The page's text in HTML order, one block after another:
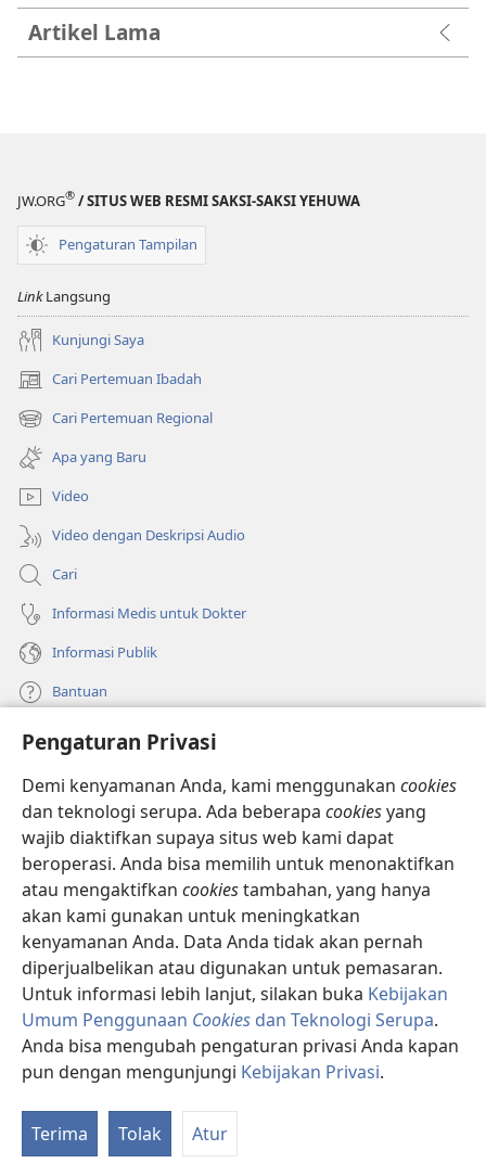
Pengaturan Privasi
Demi kenyamanan Anda, kami menggunakan cookies
dan teknologi serupa. Ada beberapa cookiesyang
wajib diaktifkan supaya situs web kami dapat
beroperasi. Anda bisa memilih untuk menonaktifkan
atau mengaktifkan cookiestambahan, yang hanya
akan kami gunakan untuk meningkatkan
kenyamanan Anda. Data Anda tidak akan pernah
diperjualbelikan atau digunakan untuk pemasaran.
Untuk informasi lebih lanjut, silakan buka Kebijakan
Umum Penggunaan Cookies dan Teknologi Serupa.
Anda bisa mengubah pengaturan privasi Anda kapan
pun dengan mengunjungi Kebijakan Privasi.
Terima Tolak Atur
Artikel Lama
JW.ORG® / SITUS WEB RESMI SAKSI-SAKSI YEHUWA
Pengaturan Tampilan
LinkLangsung
Kunjungi Saya
Cari Pertemuan Ibadah
(terbuka
di
window
baru)
Cari Pertemuan Regional
(terbuka
di
window
baru)
Apa yang Baru
Video
Video dengan Deskripsi Audio
Cari
Informasi Medis untuk Dokter
Informasi Publik
Bantuan
Sumbangan
(terbuka
di
window
baru)
PERPUSTAKAAN ONLINE Menara Pengawal
(terbuka
di
window
®
(terbuka
di
window
baru)
JW Library ®
Watchtower Library
Copyright© 2026 Watch Tower Bible and Tract Society of Pennsylvania.
SYARAT PENGGUNAAN|KEBIJAKAN PRIVASI| PENGATURAN PRIVASI